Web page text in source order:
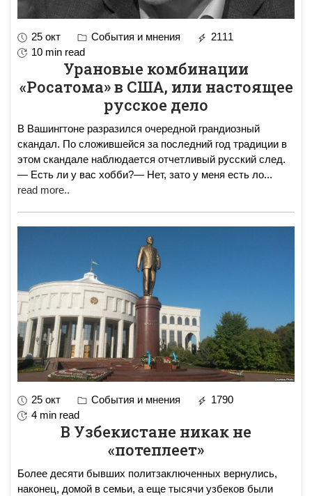
25 окт События и мнения
2111
10 min read
Урановые комбинации
«Росатома» в США, или настоящее
русское дело
В Вашингтоне разразился очередной грандиозный
скандал. По сложившейся за последний год традиции в
этом скандале наблюдается отчетливый русский след.
— Есть ли у вас хобби?— Нет, зато у меня есть ло...
read more..
25 окт События и мнения
1790
4 min read
В Узбекистане никак не
«потеплеет»
Более десяти бывших политзаключенных вернулись,
наконец, домой в семьи, а еще тысячи узбеков были